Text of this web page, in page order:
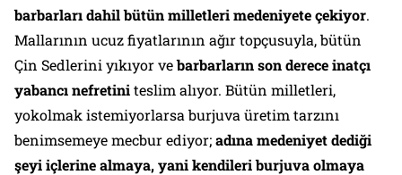
barbarları dahil bütün milletleri medeniyete çekiyor.
Mallarının ucuz fiyatlarının ağır topçusuyla, bütün
Çin Sedlerini yıkıyor vebarbarların son derece inatçı
yabancı nefretiniteslim alıyor. Bütün milletleri,
yokolmak istemiyorlarsa burjuva üretim tarzını
benimsemeye mecbur ediyor;adına medeniyet dediği
şeyi içlerine almaya, yani kendileri burjuva olmaya